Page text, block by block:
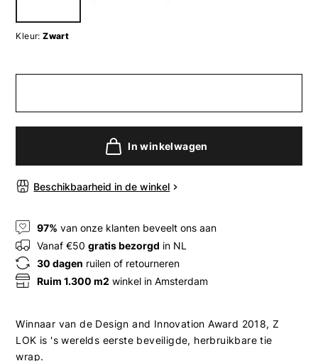
Kleur: Zwart
In winkelwagen
Beschikbaarheid in de winkel
97% van onze klanten beveelt ons aan
Vanaf €50gratis bezorgd in NL
30 dagen ruilen of retourneren
Ruim 1.300 m2 winkel in Amsterdam
Winnaar van de Design and Innovation Award 2018, Z
LOK is 's werelds eerste beveiligde, herbruikbare tie
wrap.